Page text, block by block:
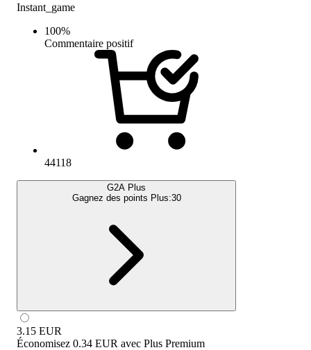
Instant_game
100%
Commentaire positif
44118
G2A Plus
Gagnez des points Plus:30
3.15 EUR
Économisez 0.34 EUR avec Plus Premium